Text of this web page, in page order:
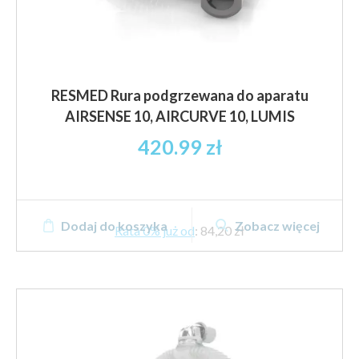
RESMED Rura podgrzewana do aparatu
AIRSENSE 10, AIRCURVE 10, LUMIS
420.99 zł
Rata 0% już od: 84,20 zł
Dodaj do koszyka Zobacz więcej